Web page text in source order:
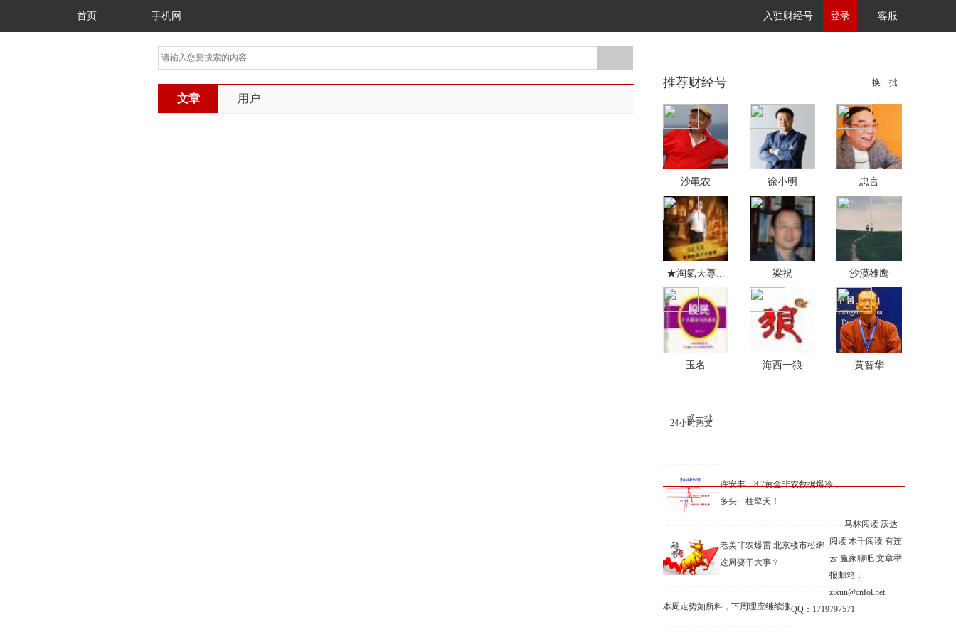
首页 手机网 入驻财经号 登录 客服
文章 用户
推荐财经号 换一批
沙黾农 徐小明 忠言
★淘氣天尊... 梁祝 沙漠雄鹰
玉名 海西一狼 黄智华
24小时热文
换一批
许安丰：8.7黄金非农数据爆冷，
多头一柱擎天！
老美非农爆雷 北京楼市松绑
这周要干大事？
本周走势如所料，下周理应继续涨
马林阅读 沃达
阅读 木千阅读 有连
云 赢家聊吧 文章举
报邮箱：
zixun@cnfol.net
QQ：1719797571